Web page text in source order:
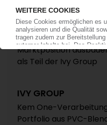
OMNIPLAST
Neuer Geschäftsführer
Marktposition
als Teil der Ivy Group
IVY GROUP
Kem One-
Portfolio aus PVC-